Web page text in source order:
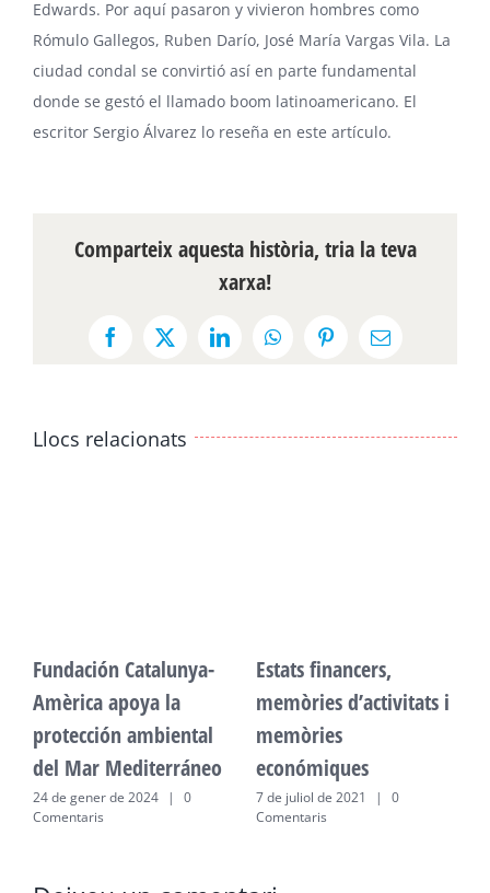
Edwards. Por aquí pasaron y vivieron hombres como
Rómulo Gallegos, Ruben Darío, José María Vargas Vila. La
ciudad condal se convirtió así en parte fundamental
donde se gestó el llamado boom latinoamericano. El
escritor Sergio Álvarez lo reseña en este artículo.
Comparteix aquesta història, tria la teva
xarxa!
Facebook
X LinkedInWhatsAppPinterestEmail:
Llocs relacionats
Fundación Catalunya-
Amèrica apoya la
protección ambiental
del Mar Mediterráneo
24 de gener de 2024 |
0
Comentaris
Estats financers,
memòries d’activitats i
memòries
económiques
7 de juliol de 2021 |
0
Comentaris